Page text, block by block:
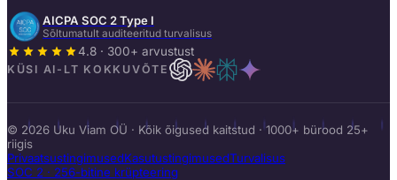
AICPA SOC 2 Type I
Sõltumatult auditeeritud turvalisus
4.8 · 300+ arvustust
KÜSI AI-LT KOKKUVÕTE
© 2026 Uku Viam OÜ · Kõik õigused kaitstud · 1000+ bürood 25+
riigis
PrivaatsustingimusedKasutustingimusedTurvalisus
SOC 2 · 256-bitine krüpteering